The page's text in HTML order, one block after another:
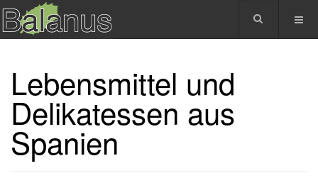
Lebensmittel und
Delikatessen aus
Spanien